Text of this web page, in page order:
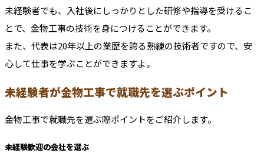
未経験者でも、入社後にしっかりとした研修や指導を受けるこ
とで、金物工事の技術を身につけることができます。
また、代表は20年以上の業歴を誇る熟練の技術者ですので、安
心して仕事を学ぶことができますよ。
未経験者が金物工事で就職先を選ぶポイント
金物工事で就職先を選ぶ際ポイントをご紹介します。
未経験歓迎の会社を選ぶ